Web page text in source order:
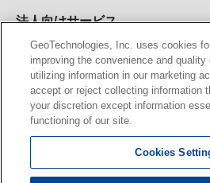
法人向けサービス
法人向け地図・位置情報サービス
図API Windows PC向け地図開発キッ
サービス
MAP WORLD+ トリマ広告
カーナビ地図更新サービス
MapFan スマートメンバーズ
KENWOOD MapFan Club
GeoTechnologies, Inc. uses cookies
improving the convenience and
utilizing information in our marketing
accept or reject collecting information
your discretion except information
functioning of our site.
Cookies